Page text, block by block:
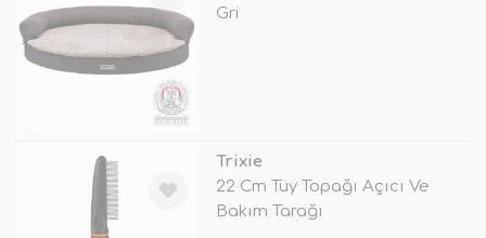
Gri
Trixie
22 Cm Tüy Topağı Açıcı Ve
Bakım Tarağı